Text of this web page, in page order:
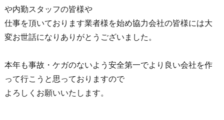
や内勤スタッフの皆様や
仕事を頂いております業者様を始め協力会社の皆様には大
変お世話になりありがとうございました。
本年も事故・ケガのないよう安全第一でより良い会社を作
って行こうと思っておりますので
よろしくお願いいたします。